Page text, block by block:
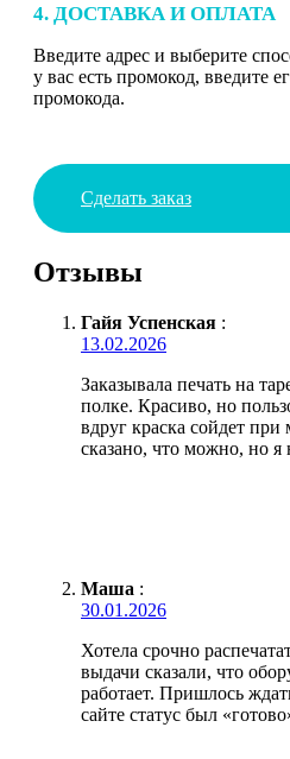
4. ДОСТАВКА И ОПЛАТА
Введите адрес и выберите
у вас есть промокод, введите
промокода.
Сделать заказ
Отзывы
Гайя Успенская :
13.02.2026
Заказывала печать на
полке. Красиво, но
вдруг краска сойдет
сказано, что можно, но я
Маша :
30.01.2026
Хотела срочно
выдачи сказали, что
работает. Пришлось
сайте статус был